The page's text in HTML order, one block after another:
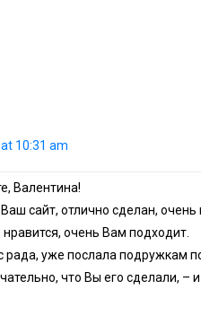
10:31 am
Валентина!
сайт, отлично сделан,
очень Вам подходит.
рада, уже послала подружкам
что Вы его сделали, –